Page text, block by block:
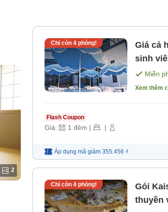
2
Chỉ còn 4phòng!
Giá cả
sinh
Miễn
Xem thêm
Flash Coupon
Giá: 1 đêm | |
Áp dụng mã giảm 355.456 ₫
Chỉ còn 4phòng!
Gói
thuyền